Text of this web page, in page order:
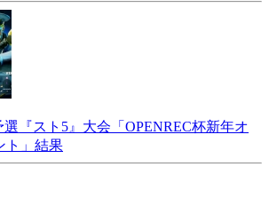
『スト5』大会「OPENREC杯新年オ
ト」結果